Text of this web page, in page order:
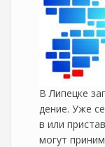
В Липецке
дение. Уже
в или
могут